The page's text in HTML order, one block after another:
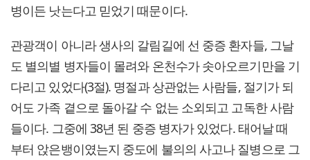
병이든 낫는다고 믿었기 때문이다.
관광객이 아니라 생사의 갈림길에 선 중증 환자들, 그날
도 별의별 병자들이 몰려와 온천수가 솟아오르기만을 기
다리고 있었다(3절). 명절과 상관없는 사람들, 절기가 되
어도 가족 곁으로 돌아갈 수 없는 소외되고 고독한 사람
들이다. 그중에 38년 된 중증 병자가 있었다. 태어날 때
부터 앉은뱅이였는지 중도에 불의의 사고나 질병으로 그